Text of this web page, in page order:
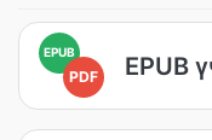
EPUB
PDF EPUB